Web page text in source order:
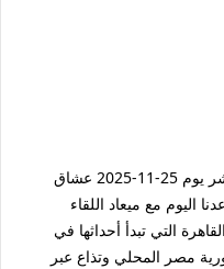
مشاهدة مباراة نابولي وقره باغ بث مباشر يوم 25-11-2025 عشاق
اليوم مع ميعاد اللقاء
التي تبدأ أحداثها في
جمهورية مصر المحلي وتذاع عبر